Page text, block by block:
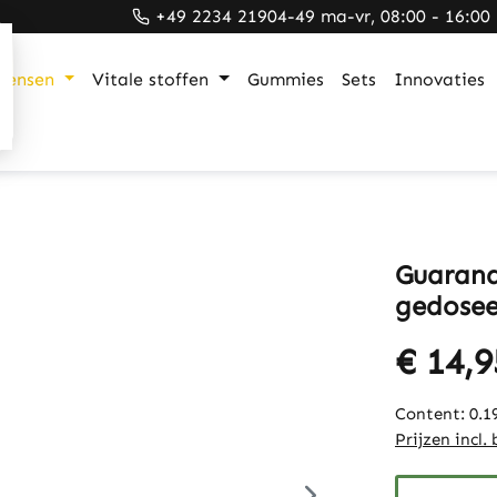
+49 2234 21904-49 ma-vr, 08:00 - 16:00
Vitale stoffen Gummies Sets Innovaties
€
Content:
Prijzen incl.